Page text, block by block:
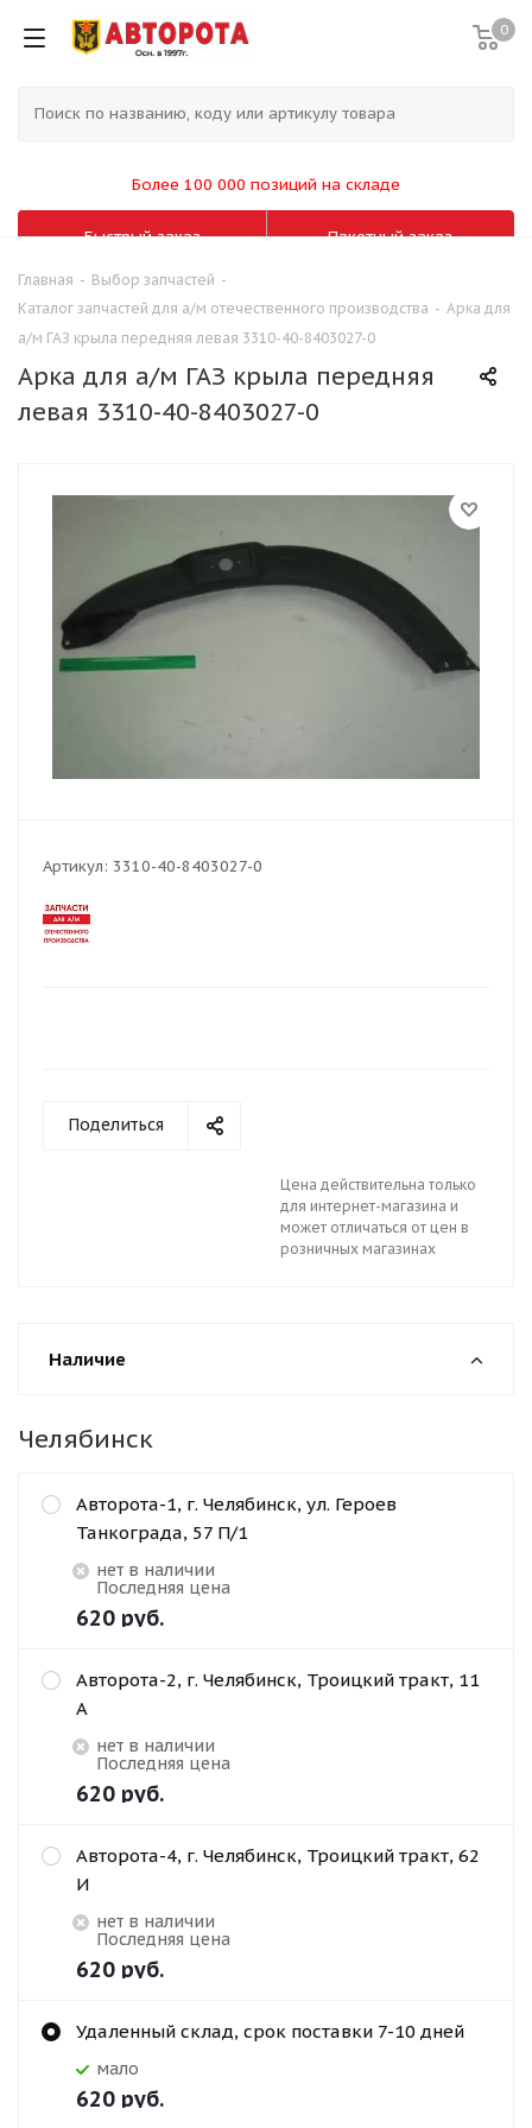
0
Более 100 000 позиций на складе
Быстрый заказ Пакетный заказ
Главная - Выбор запчастей -
Каталог запчастей для а/м отечественного производства - Арка для
а/м ГАЗ крыла передняя левая 3310-40-8403027-0
Арка для а/м ГАЗ крыла передняя
левая 3310-40-8403027-0
Артикул: 3310-40-8403027-0
Поделиться
Цена действительна только
для интернет-магазина и
может отличаться от цен в
розничных магазинах
Наличие
Челябинск
Авторота-1, г. Челябинск, ул. Героев
Танкограда, 57 П/1
Нет в наличии
Последняя цена
620 руб.
Авторота-2, г. Челябинск, Троицкий тракт, 11
А
Нет в наличии
Последняя цена
620 руб.
Авторота-4, г. Челябинск, Троицкий тракт, 62
И
Нет в наличии
Последняя цена
620 руб.
Удаленный склад, срок поставки 7-10 дней
Мало
620 руб.